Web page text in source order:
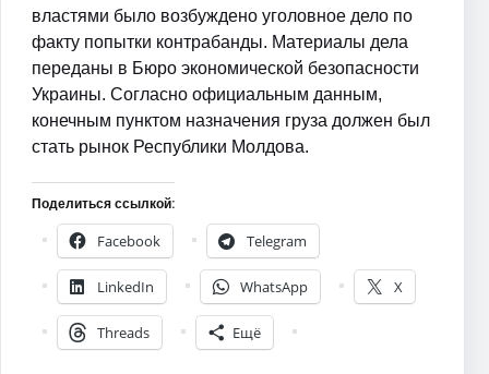
властями было возбуждено уголовное дело по
факту попытки контрабанды. Материалы дела
переданы в Бюро экономической безопасности
Украины. Согласно официальным данным,
конечным пунктом назначения груза должен был
стать рынок Республики Молдова.
Поделиться ссылкой:
Facebook
Telegram
LinkedIn WhatsApp X
Threads Ещё